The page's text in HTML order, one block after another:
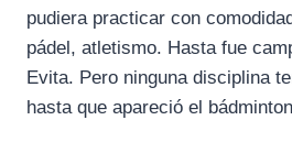
pudiera practicar con
pádel, atletismo. Hasta fue
Evita. Pero ninguna disciplina
hasta que apareció el